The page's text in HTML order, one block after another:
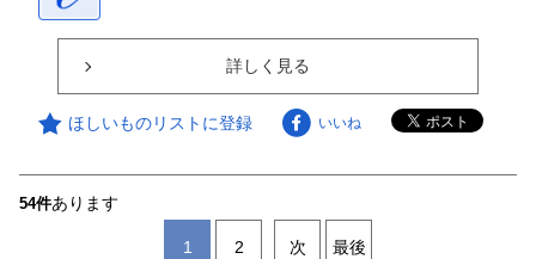
詳しく見る
ほしいものリストに登録 いいね
54件あります
1 2 次 最後